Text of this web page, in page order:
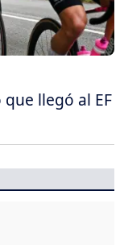
llegó al EF